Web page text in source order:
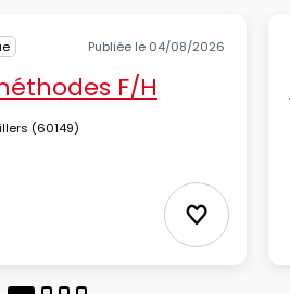
Publiée le 04/08/2026
F/H
(60149)
Ajouter